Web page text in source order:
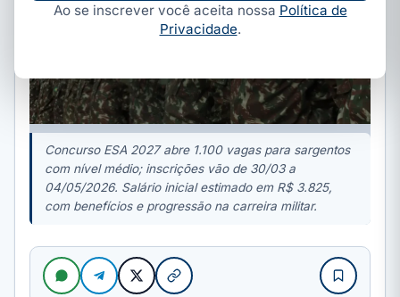
Concurso ESA 2027 abre 1.100 vagas para sargentos
com nível médio; inscrições vão de 30/03 a
04/05/2026. Salário inicial estimado em R$ 3.825,
com benefícios e progressão na carreira militar.
Ao se inscrever você aceita nossa Política de
Privacidade.